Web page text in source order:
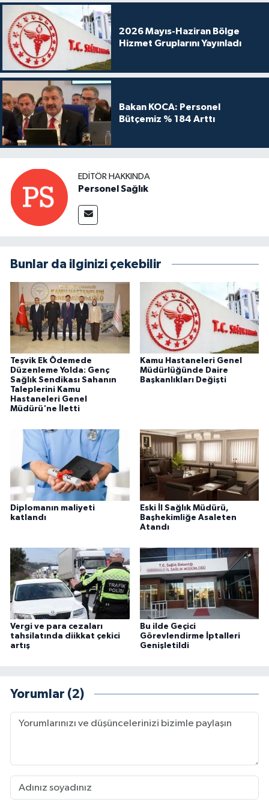
2026 Mayıs-Haziran Bölge
Hizmet Gruplarını Yayınladı
Bakan KOCA: Personel
Bütçemiz % 184 Arttı
EDITÖR HAKKINDA
Personel Sağlık
Bunlar da ilginizi çekebilir
Teşvik Ek Ödemede
Düzenleme Yolda: Genç
Sağlık Sendikası Sahanın
Taleplerini Kamu
Hastaneleri Genel
Müdürü'ne İletti
Kamu Hastaneleri Genel
Müdürlüğünde Daire
Başkanlıkları Değişti
Diplomanın maliyeti
katlandı
Eski İl Sağlık Müdürü,
Başhekimliğe Asaleten
Atandı
Vergi ve para cezaları
tahsilatında diikkat çekici
artış
Bu ilde Geçici
Görevlendirme İptalleri
Genişletildi
Yorumlar (2)